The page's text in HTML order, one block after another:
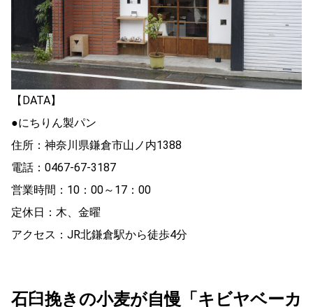
【DATA】
●にちりん製パン
住所：神奈川県鎌倉市山ノ内1388
電話：0467-67-3187
営業時間：10：00～17：00
定休日：木、金曜
アクセス：JR北鎌倉駅から徒歩4分
石臼挽きの小麦が自慢「キビヤベーカ